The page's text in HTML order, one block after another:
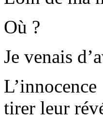
Où ?
Je venais
tirer leur